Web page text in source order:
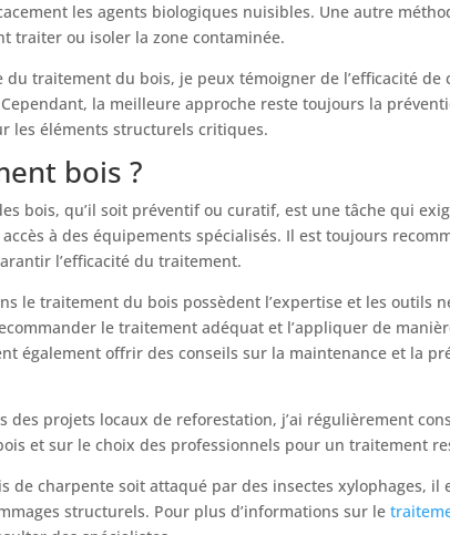
les agents biologiques nuisibles. Une autre
traiter ou isoler la zone contaminée.
traitement du bois, je peux témoigner de l’efficacité de
la meilleure approche reste toujours la
les éléments structurels critiques.
bois ?
bois, qu’il soit préventif ou curatif, est une tâche qui
à des équipements spécialisés. Il est toujours
l’efficacité du traitement.
le traitement du bois possèdent l’expertise et les outils
le traitement adéquat et l’appliquer de
également offrir des conseils sur la maintenance et la
des projets locaux de reforestation, j’ai régulièrement
et sur le choix des professionnels pour un traitement
de charpente soit attaqué par des insectes xylophages, il
structurels. Pour plus d’informations sur le